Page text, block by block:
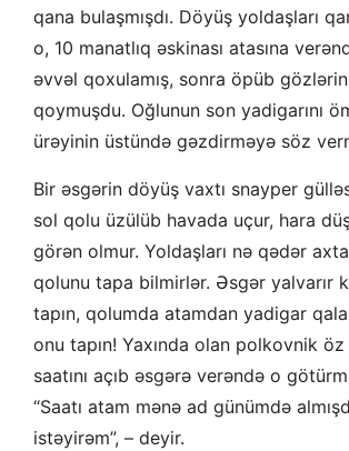
qana bulaşmışdı. Döyüş yoldaşları
o, 10 manatlıq əskinası atasına
əvvəl qoxulamış, sonra öpüb
qoymuşdu. Oğlunun son yadigarını
ürəyinin üstündə gəzdirməyə söz
Bir əsgərin döyüş vaxtı snayper
sol qolu üzülüb havada uçur, hara
görən olmur. Yoldaşları nə qədər
qolunu tapa bilmirlər. Əsgər yalvarır
tapın, qolumda atamdan yadigar
onu tapın! Yaxında olan polkovnik
saatını açıb əsgərə verəndə o
“Saatı atam mənə ad günümdə
istəyirəm”, – deyir.